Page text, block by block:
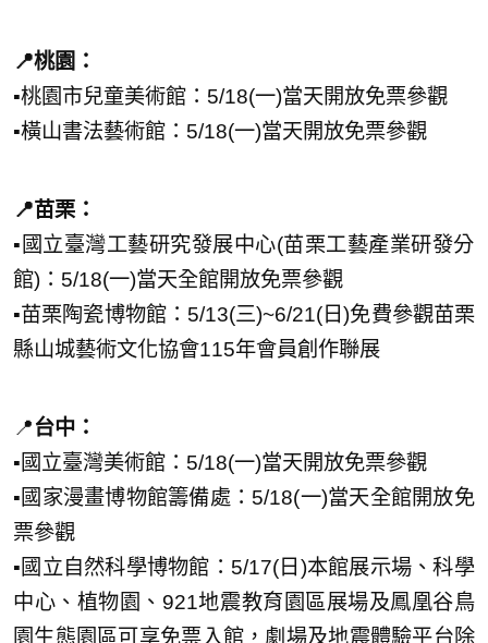
📍桃園：
▪️桃園市兒童美術館：5/18(一)當天開放免票參觀
▪️橫山書法藝術館：5/18(一)當天開放免票參觀
📍苗栗：
▪️國立臺灣工藝研究發展中心(苗栗工藝產業研發分
館)：5/18(一)當天全館開放免票參觀
▪️苗栗陶瓷博物館：5/13(三)~6/21(日)免費參觀苗栗
縣山城藝術文化協會115年會員創作聯展
📍台中：
▪️國立臺灣美術館：5/18(一)當天開放免票參觀
▪️國家漫畫博物館籌備處：5/18(一)當天全館開放免
票參觀
▪️國立自然科學博物館：5/17(日)本館展示場、科學
中心、植物園、921地震教育園區展場及鳳凰谷鳥
園生態園區可享免票入館，劇場及地震體驗平台除